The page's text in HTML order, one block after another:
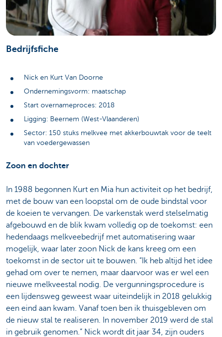
Bedrijfsfiche
Nick en Kurt Van Doorne
Ondernemingsvorm: maatschap
Start overnameproces: 2018
Ligging: Beernem (West-Vlaanderen)
Sector: 150 stuks melkvee met akkerbouwtak voor de teelt
van voedergewassen
Zoon en dochter
In 1988 begonnen Kurt en Mia hun activiteit op het bedrijf,
met de bouw van een loopstal om de oude bindstal voor
de koeien te vervangen. De varkenstak werd stelselmatig
afgebouwd en de blik kwam volledig op de toekomst: een
hedendaags melkveebedrijf met automatisering waar
mogelijk, waar later zoon Nick de kans kreeg om een
toekomst in de sector uit te bouwen. “Ik heb altijd het idee
gehad om over te nemen, maar daarvoor was er wel een
nieuwe melkveestal nodig. De vergunningsprocedure is
een lijdensweg geweest waar uiteindelijk in 2018 gelukkig
een eind aan kwam. Vanaf toen ben ik thuisgebleven om
de nieuw stal te realiseren. In november 2019 werd de stal
in gebruik genomen.” Nick wordt dit jaar 34, zijn ouders